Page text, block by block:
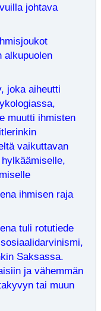
johtava
alkupuolen
joka aiheutti
muutti ihmisten
vaikuttavan
ihmisen raja
tuli rotutiede
Saksassa.
ja vähemmän
tai muun